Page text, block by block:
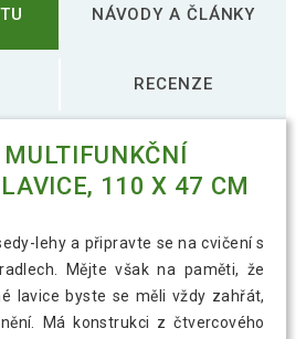
NÁVODY A ČLÁNKY
RECENZE
110 X 47 CM
lehy a připravte se na cvičení s
Mějte však na paměti, že
lavice byste se měli vždy zahřát,
Má konstrukci z čtvercového